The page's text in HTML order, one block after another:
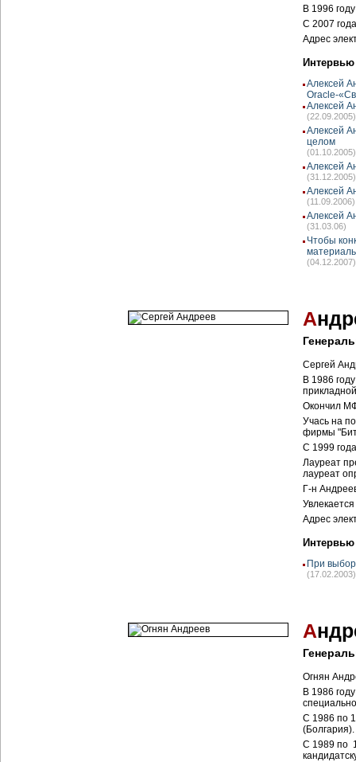
В 1996
С 2007
Адрес
Интервью
Алексей
Oracle-
Алексей
(22.09.2005)
Алексей
целом
(01.10.2005)
Алексей
(31.12.2005)
Алексей
(11.09.2006)
Алексей
(31.03.06)
Чтобы
(04.12.2007)
А
Сергей
В 1986
Окончил
Учась на
фирмы
С 1999
Лауреат
лауреат
Г-н
Адрес
Интервью
При
(17.02.2003)
А
Огнян
В 1986
С 1986 по
(Болгария).
С 1989 по